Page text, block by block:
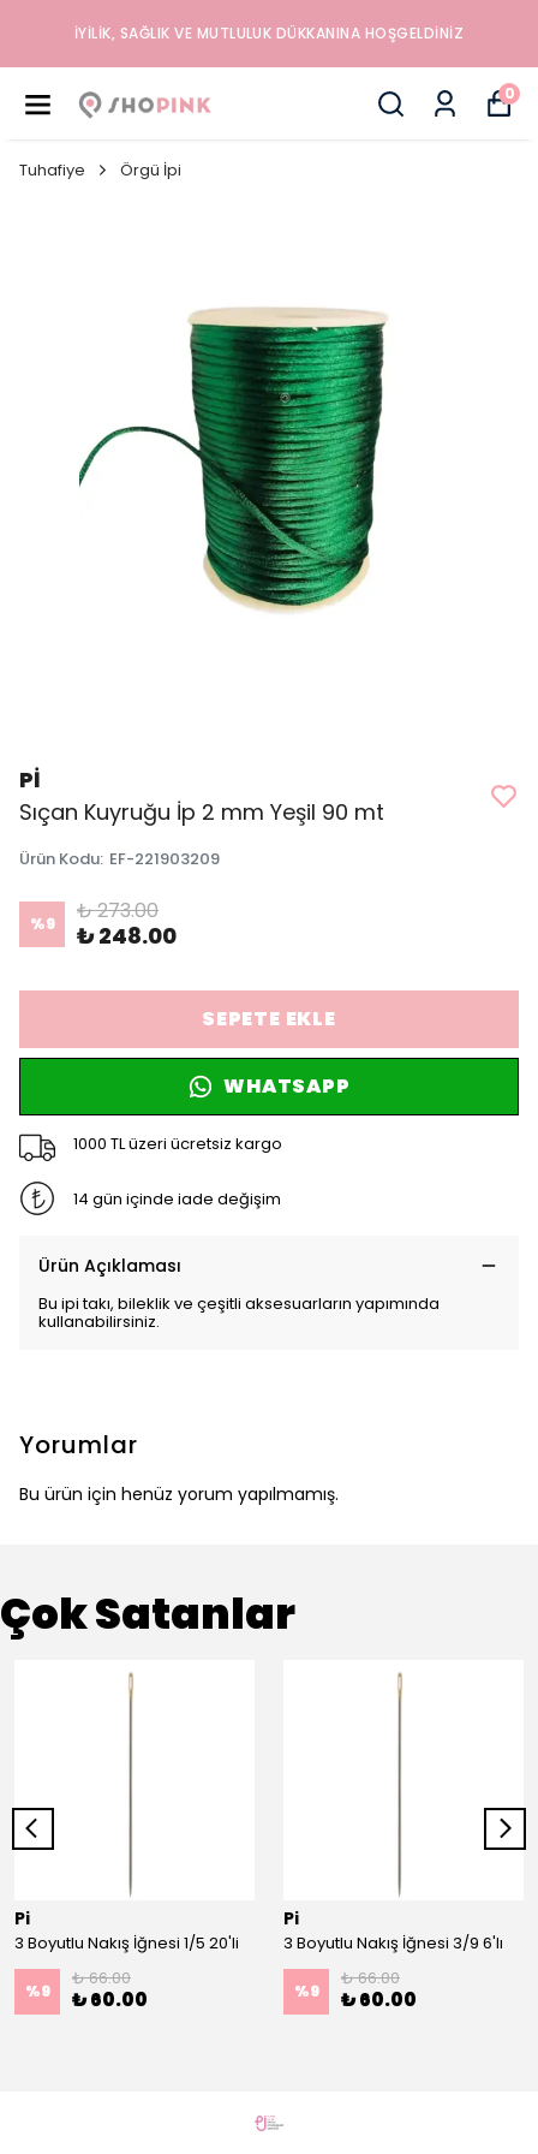
İYILIK, SAĞLIK VE MUTLULUK DÜKKANINA HOŞGELDINIZ
0
Tuhafiye Örgü İpi
Pİ
Sıçan Kuyruğu İp 2 mm Yeşil 90 mt
Ürün Kodu: EF-221903209
%9 ₺ 273.00
₺ 248.00
SEPETE EKLE
WHATSAPP
1000 TL üzeri ücretsiz kargo
14 gün içinde iade değişim
Ürün Açıklaması
Bu ipi takı, bileklik ve çeşitli aksesuarların yapımında
kullanabilirsiniz.
Yorumlar
Bu ürün için henüz yorum yapılmamış.
Çok Satanlar
Pi
3 Boyutlu Nakış İğnesi 1/5 20'li
%9
₺ 66.00
₺ 60.00
Pi
3 Boyutlu Nakış İğnesi 3/9 6'lı
%9
₺ 66.00
₺ 60.00